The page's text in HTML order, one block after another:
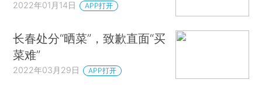
2022年01月14日 APP打开
长春处分“晒菜”，致歉直面“买
菜难”
2022年03月29日 APP打开